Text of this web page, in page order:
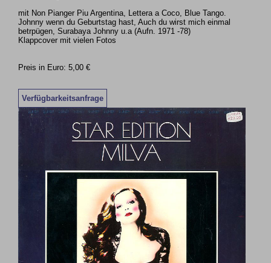
mit Non Pianger Piu Argentina, Lettera a Coco, Blue Tango.
Johnny wenn du Geburtstag hast, Auch du wirst mich einmal
betrpügen, Surabaya Johnny u.a (Aufn. 1971 -78)
Klappcover mit vielen Fotos
Preis in Euro: 5,00 €
Verfügbarkeitsanfrage